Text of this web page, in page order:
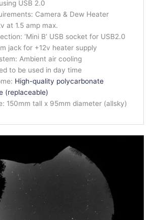
USB 2.0
Camera & Dew Heater
at 1.5 amp max.
‘Mini B’ USB socket for USB2.0
jack for +12v heater supply
Ambient air cooling
to be used in day time
High-quality polycarbonate
(replaceable)
150mm tall x 95mm diameter (allsky)